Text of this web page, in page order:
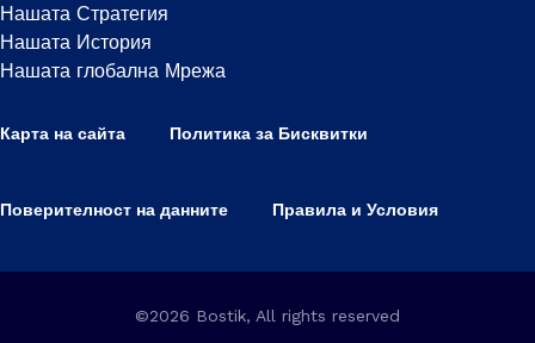
Нашата Стратегия
Нашата История
Нашата глобална Мрежа
Карта на сайта Политика за Бисквитки
Поверителност на данните Правила и Условия
©2026 Bostik, All rights reserved